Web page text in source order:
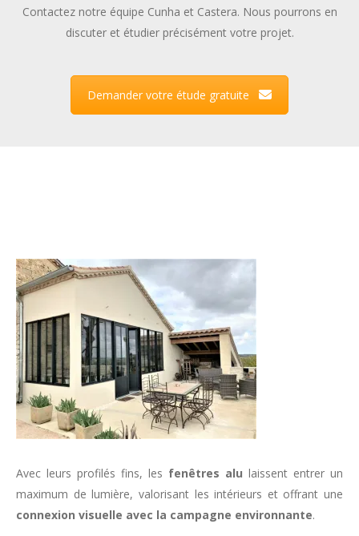
Contactez notre équipe Cunha et Castera. Nous pourrons en
discuter et étudier précisément votre projet.
Demander votre étude gratuite
Avec leurs profilés fins, les fenêtres alu laissent entrer un
maximum de lumière, valorisant les intérieurs et offrant une
connexion visuelle avec la campagne environnante.